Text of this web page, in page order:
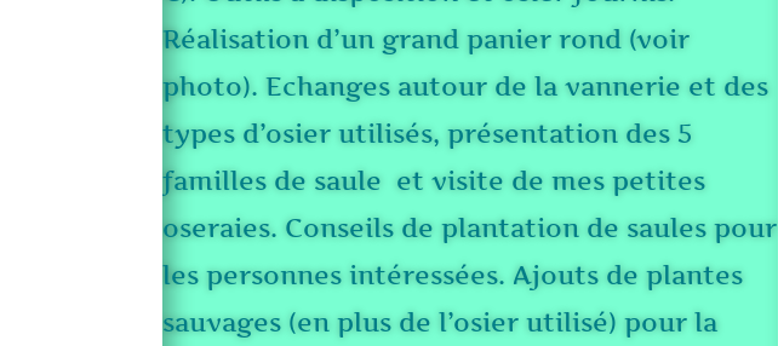
Réalisation d’un grand panier rond (voir
photo). Echanges autour de la vannerie et des
types d’osier utilisés, présentation des 5
familles de saule et visite de mes petites
oseraies. Conseils de plantation de saules pour
les personnes intéressées. Ajouts de plantes
sauvages (en plus de l’osier utilisé) pour la